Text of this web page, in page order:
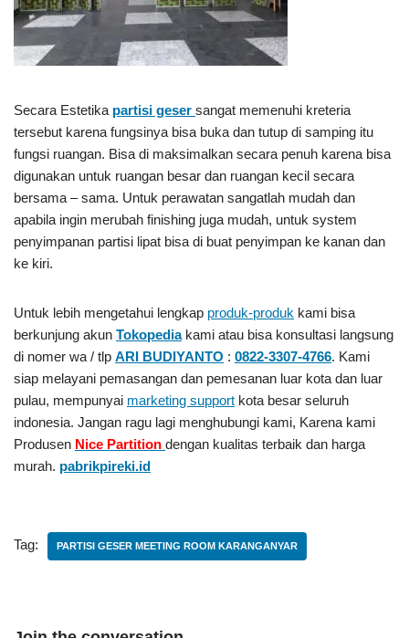
Secara Estetika partisi geser sangat memenuhi kreteria
tersebut karena fungsinya bisa buka dan tutup di samping itu
fungsi ruangan. Bisa di maksimalkan secara penuh karena bisa
digunakan untuk ruangan besar dan ruangan kecil secara
bersama – sama. Untuk perawatan sangatlah mudah dan
apabila ingin merubah finishing juga mudah, untuk system
penyimpanan partisi lipat bisa di buat penyimpan ke kanan dan
ke kiri.
Untuk lebih mengetahui lengkap produk-produk kami bisa
berkunjung akun Tokopediakami atau bisa konsultasi langsung
di nomer wa / tlp ARI BUDIYANTO : 0822-3307-4766. Kami
siap melayani pemasangan dan pemesanan luar kota dan luar
pulau, mempunyai marketing support kota besar seluruh
indonesia. Jangan ragu lagi menghubungi kami, Karena kami
Produsen Nice Partition dengan kualitas terbaik dan harga
murah. pabrikpireki.id
Tag: PARTISI GESER MEETING ROOM KARANGANYAR